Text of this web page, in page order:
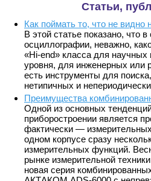
Статьи,
Как поймать то, что не видно
В этой статье показано, что
осциллографии, неважно,
«Hi-end» класса для научных
уровня, для инженерных или
есть инструменты для
нетипичных и
Преимущества
Одной из основных
приборостроении является
фактически —
одном корпусе сразу
измерительных функций.
рынке измерительной
новая серия